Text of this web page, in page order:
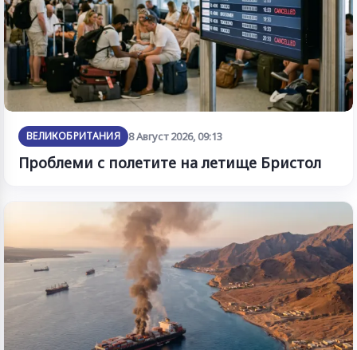
ВЕЛИКОБРИТАНИЯ 8 Август 2026, 09:13
Проблеми с полетите на летище Бристол